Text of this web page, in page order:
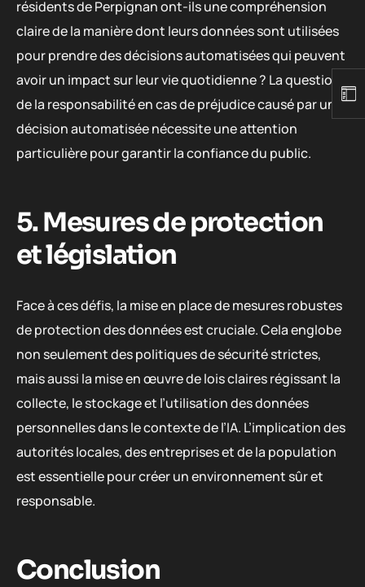
résidents de Perpignan ont-ils une compréhension
claire de la manière dont leurs données sont utilisées
pour prendre des décisions automatisées qui peuvent
avoir un impact sur leur vie quotidienne ? La question
de la responsabilité en cas de préjudice causé par une
décision automatisée nécessite une attention
particulière pour garantir la confiance du public.
5. Mesures de protection
et législation
Face à ces défis, la mise en place de mesures robustes
de protection des données est cruciale. Cela englobe
non seulement des politiques de sécurité strictes,
mais aussi la mise en œuvre de lois claires régissant la
collecte, le stockage et l’utilisation des données
personnelles dans le contexte de l’IA. L’implication des
autorités locales, des entreprises et de la population
est essentielle pour créer un environnement sûr et
responsable.
Conclusion